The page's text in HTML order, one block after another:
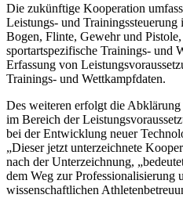
Die zukünftige Kooperation
Leistungs- und
Bogen, Flinte, Gewehr und Pistole,
sportartspezifische Trainings- und
Erfassung von
Trainings- und Wettkampfdaten.
Des weiteren erfolgt die
im Bereich der
bei der Entwicklung neuer
„Dieser jetzt unterzeichnete
nach der Unterzeichnung,
dem Weg zur Professionalisierung
wissenschaftlichen